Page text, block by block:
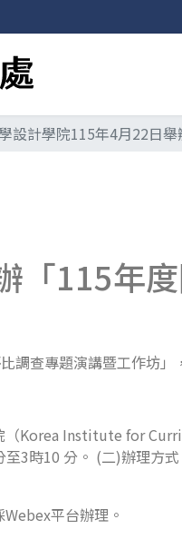
設計學院115年4月22日
「115年
調查專題演講暨工作坊
（Korea Institute for
3時10 分。 (二)辦理方
平台辦理。